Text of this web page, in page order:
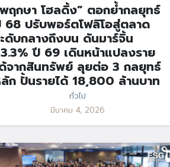
ฤกษา โฮลดิ้ง” ตอกย้ำกลยุทธ์
68 ปรับพอร์ตโฟลิโอสู่ตลาด
ดับกลางถึงบน ดันมาร์จิ้น
ปี 69 เดินหน้าแปลงราย
จากสินทรัพย์ ลุยต่อ 3 กลยุทธ์
ก ปั้นรายได้ 18,800 ล้านบาท
ทั่วไป
มีนาคม 4, 2026